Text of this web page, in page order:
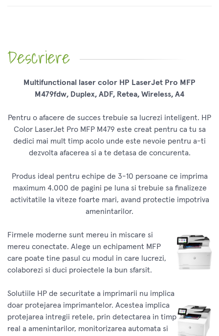
Descriere
Multifunctional laser color HP LaserJet Pro MFP
M479fdw, Duplex, ADF, Retea, Wireless, A4
Pentru o afacere de succes trebuie sa lucrezi inteligent. HP
Color LaserJet Pro MFP M479 este creat pentru ca tu sa
dedici mai mult timp acolo unde este nevoie pentru a-ti
dezvolta afacerea si a te detasa de concurenta.
Produs ideal pentru echipe de 3-10 persoane ce imprima
maximum 4.000 de pagini pe luna si trebuie sa finalizeze
activitatile la viteze foarte mari, avand protectie impotriva
amenintarilor.
Firmele moderne sunt mereu in miscare si
mereu conectate. Alege un echipament MFP
care poate tine pasul cu modul in care lucrezi,
colaborezi si duci proiectele la bun sfarsit.
Solutiile HP de securitate a imprimarii nu implica
doar protejarea imprimantelor. Acestea implica
protejarea intregii retele, prin detectarea in timp
real a amenintarilor, monitorizarea automata si